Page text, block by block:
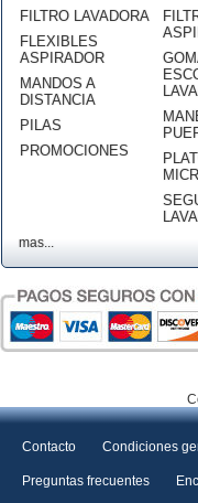
FILTRO LAVADORA
FLEXIBLES
ASPIRADOR
MANDOS A
DISTANCIA
PILAS
PROMOCIONES
mas...
Contacto Condiciones
Preguntas frecuentes